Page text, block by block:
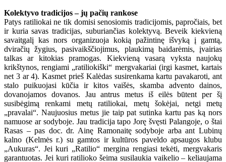
Kolektyvo tradicijos – jų pačių rankose
Patys ratiliokai ne tik domisi senosiomis tradicijomis, papročiais, bet
ir kuria savas tradicijas, suburiančias kolektyvą. Beveik kiekvieną
savaitgalį kas nors organizuoja kokią pažintinę išvyką į gamtą,
dviračių žygius, pasivaikščiojimus, plaukimą baidarėmis, įvairias
talkas ar kitokias pramogas. Kiekvieną vasarą vyksta naujokų
krikštynos, rengiami „ratiliokiški“ mergvakariai (irgi kasmet, kartais
net 3 ar 4). Kasmet prieš Kalėdas susirenkama kartu pavakaroti, ant
stalo puikuojasi kūčia ir kitos vaišės, skamba advento dainos,
dovanojamos dovanos. Jau antrus metus iš eilės būtent per šį
susibėgimą renkami metų ratiliokai, metų šokėjai, netgi metų
„pravalai“. Naujuosius metus jie taip pat sutinka kartu pas ką nors
namuose ar sodyboje. Jau tradicija tapo Jorę švęsti Palangoje, o štai
Rasas – pas doc. dr. Ainę Ramonaitę sodyboje arba ant Lubinų
kalno (Kelmės r.) su gamtos ir kultūros paveldo apsaugos klubu
„Aukuras“. Jei kuri „Ratilio“ mergina rengiasi tekėti, mergvakaris
garantuotas. Jei kuri ratilioko šeima susilaukia vaikelio – keliaujama